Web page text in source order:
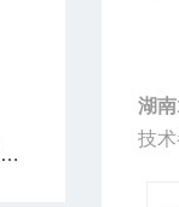
湖
技